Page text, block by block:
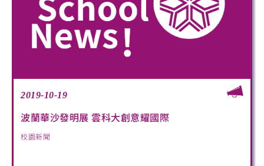
2019-10-19
波蘭華沙發明展 雲科大創意耀國際
校園新聞